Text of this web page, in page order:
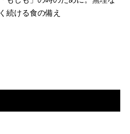
く続ける食の備え